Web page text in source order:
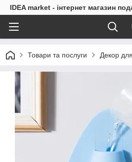
IDEA market - інтернет магазин
Товари та послуги Декор